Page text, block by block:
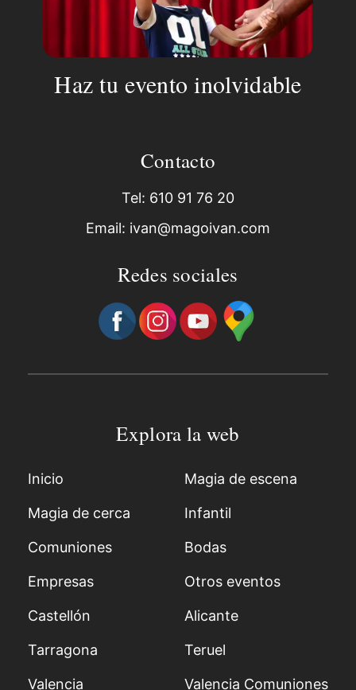
Haz tu evento inolvidable
Contacto
Tel: 610 91 76 20
Email: ivan@magoivan.com
Redes sociales
Explora la web
Inicio Magia de escena
Magia de cerca Infantil
Comuniones Bodas
Empresas Otros eventos
Castellón Alicante
Tarragona Teruel
Valencia Valencia Comuniones